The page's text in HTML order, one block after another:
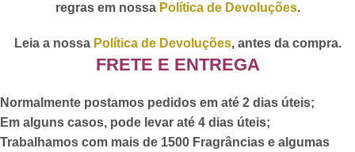
regras em nossa Política de Devoluções.
Leia a nossa Política de Devoluções, antes da compra.
FRETE E ENTREGA
Normalmente postamos pedidos em até 2 dias úteis;
Em alguns casos, pode levar até 4 dias úteis;
Trabalhamos com mais de 1500 Fragrâncias e algumas